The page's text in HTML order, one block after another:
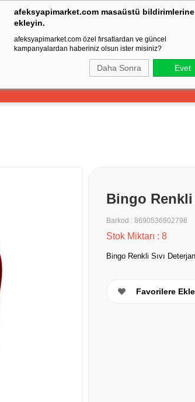
afeksyapimarket.com masaüstü bildirimlerine
ekleyin.
afeksyapimarket.com özel fırsatlardan ve güncel
kampanyalardan haberiniz olsun ister misiniz?
Daha Sonra Evet
Bingo Renkli
Barkod : 8690536902798
Stok Miktarı : 8
Bingo Renkli Sıvı
Favorilere Ekle